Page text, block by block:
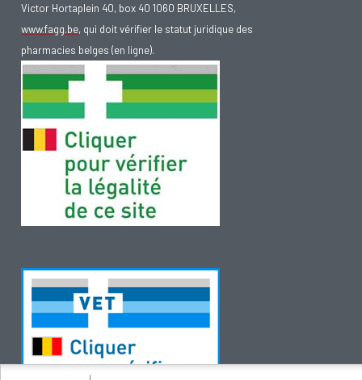
Victor Hortaplein 40, box 40 1060 BRUXELLES,
www.fagg.be, qui doit vérifier le statut juridique des
pharmacies belges (en ligne).